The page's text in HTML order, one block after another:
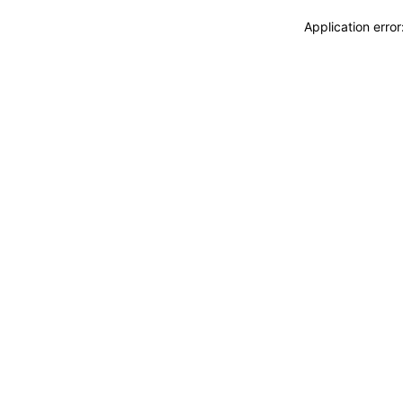
Application